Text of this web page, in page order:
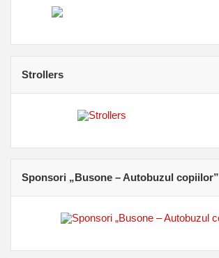
Strollers
Sponsori „Busone – Autobuzul copiilor”